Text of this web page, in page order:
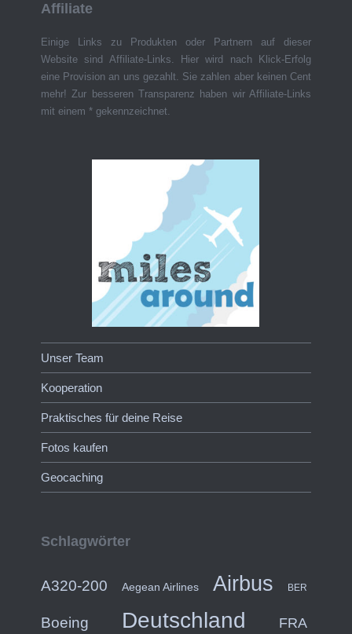
Affiliate
Einige Links zu Produkten oder Partnern auf dieser
Website sind Affiliate-Links. Hier wird nach Klick-Erfolg
eine Provision an uns gezahlt. Sie zahlen aber keinen Cent
mehr! Zur besseren Transparenz haben wir Affiliate-Links
mit einem * gekennzeichnet.
Unser Team
Kooperation
Praktisches für deine Reise
Fotos kaufen
Geocaching
Schlagwörter
A320-200 Aegean Airlines Airbus BER
Boeing Deutschland FRA